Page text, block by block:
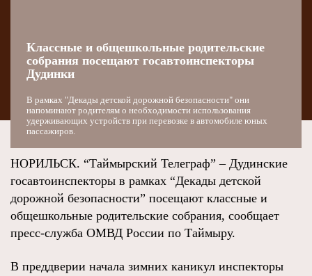
Классные и общешкольные родительские
собрания посещают госавтоинспекторы
Дудинки
В рамках "Декады детской дорожной безопасности" они
напоминают родителям о необходимости использования
удерживающих устройств при перевозке в автомобиле юных
пассажиров.
НОРИЛЬСК. “Таймырский Телеграф” – Дудинские
госавтоинспекторы в рамках “Декады детской
дорожной безопасности” посещают классные и
общешкольные родительские собрания, сообщает
пресс-служба ОМВД России по Таймыру.
В преддверии начала зимних каникул инспекторы